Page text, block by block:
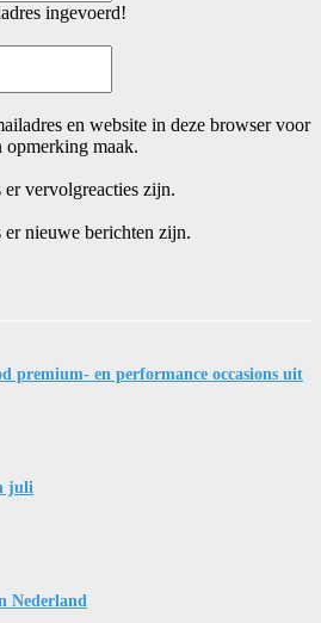
ingevoerd!
en website in deze browser voor
opmerking maak.
vervolgreacties zijn.
nieuwe berichten zijn.
premium- en performance occasions uit
juli
Nederland